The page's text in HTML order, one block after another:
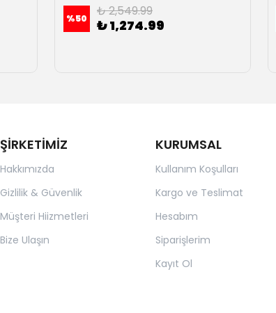
%50 ₺ 2,549.99
₺ 1,274.99
ŞİRKETİMİZ
Hakkımızda
Gizlilik & Güvenlik
Müşteri Hiizmetleri
Bize Ulaşın
KURUMSAL
Kullanım Koşulları
Kargo ve Teslimat
Hesabım
Siparişlerim
Kayıt Ol